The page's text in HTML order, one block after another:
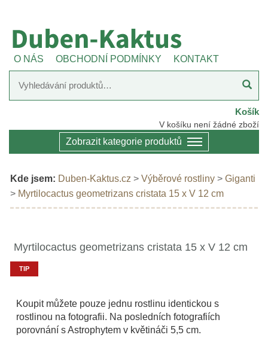
O NÁS OBCHODNÍ PODMÍNKY KONTAKT
Košík
V košíku není žádné zboží
Zobrazit kategorie produktů
Kde jsem: Duben-Kaktus.cz > Výběrové rostliny > Giganti
> Myrtilocactus geometrizans cristata 15 x V 12 cm
Myrtilocactus geometrizans cristata 15 x V 12 cm
TIP
Koupit můžete pouze jednu rostlinu identickou s
rostlinou na fotografii. Na posledních fotografiích
porovnání s Astrophytem v květináči 5,5 cm.